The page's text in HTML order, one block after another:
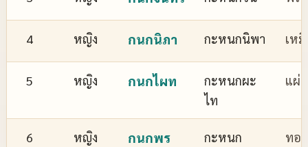
4 หญิง กนกนิภา กะหนกนิพา เห
5 หญิง กนกไผท
กะหนกผะ
ไท
แผ่
6 หญิง กนกพร
กะหนก
ทอ